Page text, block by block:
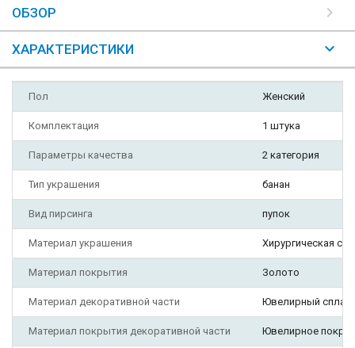
ОБЗОР
ХАРАКТЕРИСТИКИ
Пол Женский
Комплектация 1 штука
Параметры качества 2 категория
Тип украшения банан
Вид пирсинга пупок
Материал украшения Хирургическая
Материал покрытия Золото
Материал декоративной части Ювелирный сплав
Материал покрытия декоративной части Ювелирное